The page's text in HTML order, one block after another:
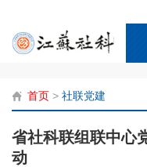
首页 > 社联党建
省社科联组联中心
动